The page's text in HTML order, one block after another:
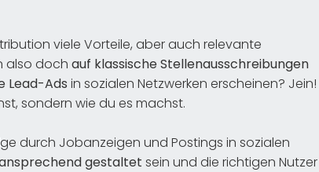
viele Vorteile, aber auch relevante
also doch auf klassische Stellenausschreibungen
Lead-Ads in sozialen Netzwerken erscheinen? Jein!
sondern wie du es machst.
durch Jobanzeigen und Postings in sozialen
gestaltet sein und die richtigen Nutzer